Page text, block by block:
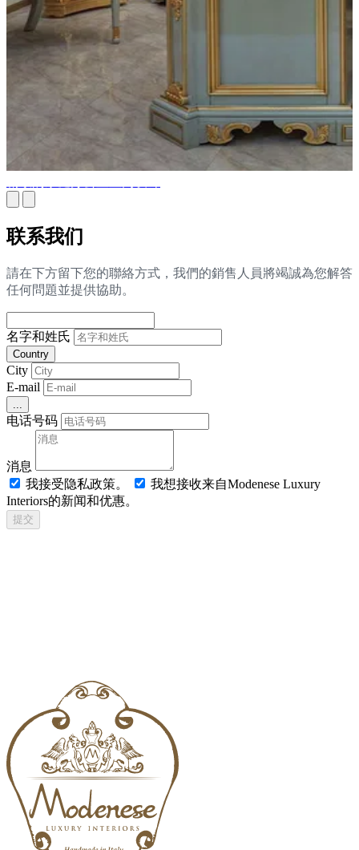
联系我们
請在下方留下您的聯絡方式，我們的銷售人員將竭誠為您解答
任何問題並提供協助。
名字和姓氏
Country
City
E-mail
电话号码
消息
我接受隐私政策。
我想接收来自Modenese Luxury
Interiors的新闻和优惠。
提交